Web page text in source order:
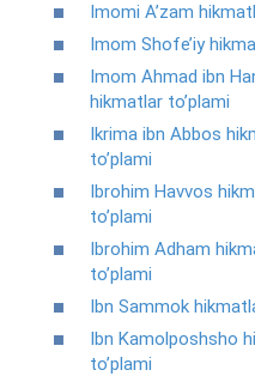
Imomi A’zam
Imom Shofe’iy
Imom Ahmad ibn
hikmatlar to’plami
Ikrima ibn Abbos
to’plami
Ibrohim Havvos
to’plami
Ibrohim Adham
to’plami
Ibn Sammok
Ibn Kamolposhsho
to’plami